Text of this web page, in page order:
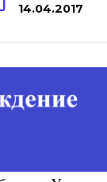
14.04.2017